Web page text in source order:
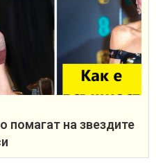
помагат на звездите